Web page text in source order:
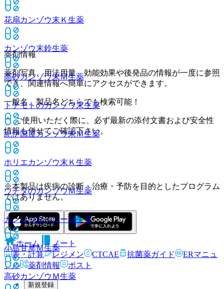
花扇カンゾウ末Ｋ 生薬
カンゾウ末鈴生薬
高砂カンゾウ末Ｍ生薬
トチモトのカンゾウ末生薬
紀伊国屋カンゾウ末Ｍ生薬
ホリエカンゾウ末Ｋ 生薬
ウチダのカンゾウＭ生薬
カンゾウダイコーＭ生薬
小島甘草Ｍ生薬
高砂カンゾウＭ生薬
薬剤情報
薬剤写真、用法用量、効能効果や後発品の情報が一度に参照
でき、関連情報へ簡単にアクセスができます。
一般名、製品名どちらでも検索可能！
※ ご使用いただく際に、必ず最新の添付文書および安全性
情報も併せてご確認下さい。
※本製品は疾病の診断・治療・予防を目的としたプログラム
ではありません。
ホーム
ノート
表・計算
レジメン CTCAE 抗菌薬ガイド
ERマニュ
アル
薬剤情報 ポスト
新規登録